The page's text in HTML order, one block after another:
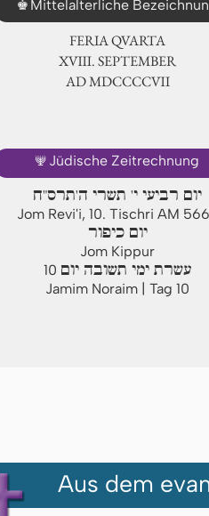
♚ Mittelalterliche
FERIA QUARTA
ⅩⅧ. SEPTEMBER
AD ⅯⅮⅭⅭⅭⅭⅦ
🕎 Jüdische Zeitrechnung
יום רביעי י' תשרי ה'תרס"ח
Jom Revi'i, 10. Tischri AM
יום כיפור
Jom Kippur
10 עשרת ימי תשובה יום
Jamim Noraim | Tag 10
Aus dem